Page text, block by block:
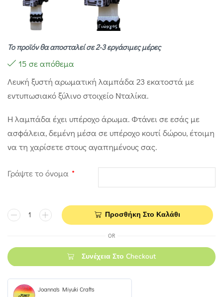
Το προϊόν θα αποσταλεί σε 2-3 εργάσιμες μέρες
15 σε απόθεμα
Λευκή ξυστή αρωματική λαμπάδα 23 εκατοστά με
εντυπωσιακό ξύλινο στοιχείο Νταλίκα.
Η λαμπάδα έχει υπέροχο άρωμα. Φτάνει σε εσάς με
ασφάλεια, δεμένη μέσα σε υπέροχο κουτί δώρου, έτοιμη
να τη χαρίσετε στους αγαπημένους σας.
Γράψτε το όνομα *
Προσθήκη Στο Καλάθι
OR
Συνέχεια Στο Checkout
Joanna's Miyuki Crafts